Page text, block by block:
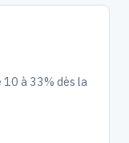
à 33% dès la